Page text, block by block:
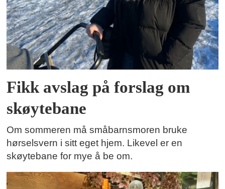
Fikk avslag på forslag om
skøytebane
Om sommeren må småbarnsmoren bruke
hørselsvern i sitt eget hjem. Likevel er en
skøytebane for mye å be om.